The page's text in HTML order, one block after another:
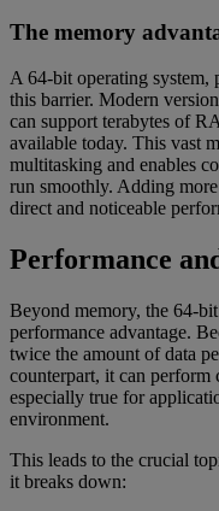
The memory
A 64-bit operating system,
this barrier. Modern
can support terabytes of
available today. This vast
multitasking and enables
run smoothly. Adding
direct and noticeable
Performance
Beyond memory, the 64-
performance advantage.
twice the amount of data
counterpart, it can
especially true for
environment.
This leads to the crucial
it breaks down: